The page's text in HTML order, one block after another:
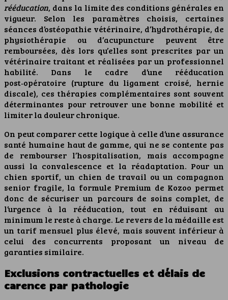
rééducation, dans la limite des conditions générales en
vigueur. Selon les paramètres choisis, certaines
séances d’ostéopathie vétérinaire, d’hydrothérapie, de
physiothérapie ou d’acupuncture peuvent être
remboursées, dès lors qu’elles sont prescrites par un
vétérinaire traitant et réalisées par un professionnel
habilité. Dans le cadre d’une rééducation
post‑opératoire (rupture du ligament croisé, hernie
discale), ces thérapies complémentaires sont souvent
déterminantes pour retrouver une bonne mobilité et
limiter la douleur chronique.
On peut comparer cette logique à celle d’une assurance
santé humaine haut de gamme, qui ne se contente pas
de rembourser l’hospitalisation, mais accompagne
aussi la convalescence et la réadaptation. Pour un
chien sportif, un chien de travail ou un compagnon
senior fragile, la formule Premium de Kozoo permet
donc de sécuriser un parcours de soins complet, de
l’urgence à la rééducation, tout en réduisant au
minimum le reste à charge. Le revers de la médaille est
un tarif mensuel plus élevé, mais souvent inférieur à
celui des concurrents proposant un niveau de
garanties similaire.
Exclusions contractuelles et délais de
carence par pathologie